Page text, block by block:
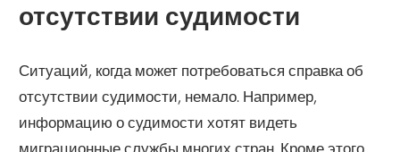
отсутствии судимости
Ситуаций, когда может потребоваться справка об
отсутствии судимости, немало. Например,
информацию о судимости хотят видеть
миграционные службы многих стран. Кроме этого,